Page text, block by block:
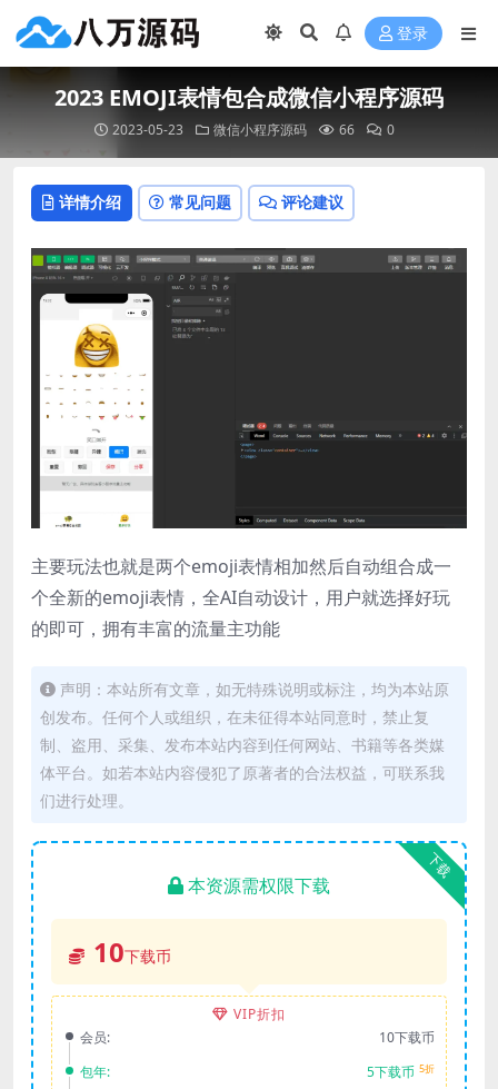
登录
2023 EMOJI表情包合成微信小程序源码
2023-05-23 微信小程序源码 66 0
详情介绍 常见问题 评论建议
主要玩法也就是两个emoji表情相加然后自动组合成一
个全新的emoji表情，全AI自动设计，用户就选择好玩
的即可，拥有丰富的流量主功能
声明：本站所有文章，如无特殊说明或标注，均为本站原
创发布。任何个人或组织，在未征得本站同意时，禁止复
制、盗用、采集、发布本站内容到任何网站、书籍等各类媒
体平台。如若本站内容侵犯了原著者的合法权益，可联系我
们进行处理。
下载
本资源需权限下载
10下载币
VIP折扣
会员:
10下载币
包年:
5下载币 5折